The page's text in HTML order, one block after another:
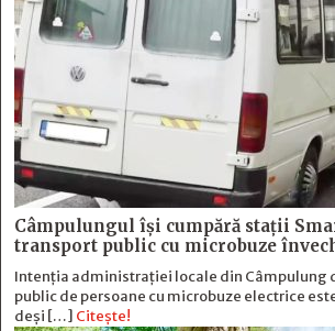
Câmpulungul îşi cumpără staţii
transport public cu microbuze
Intenția administrației locale din Câmpulung
public de persoane cu microbuze electrice
deși […] Citește!